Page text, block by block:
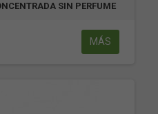
SIN PERFUME
MÁS